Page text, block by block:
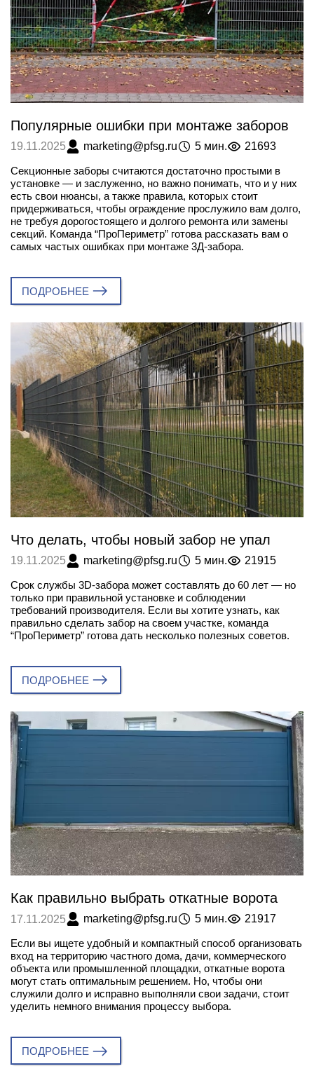
Популярные ошибки при монтаже заборов
19.11.2025 marketing@pfsg.ru 5 мин. 21693
Секционные заборы считаются достаточно простыми в
установке — и заслуженно, но важно понимать, что и у них
есть свои нюансы, а также правила, которых стоит
придерживаться, чтобы ограждение прослужило вам долго,
не требуя дорогостоящего и долгого ремонта или замены
секций. Команда “ПроПериметр” готова рассказать вам о
самых частых ошибках при монтаже 3Д-забора.
ПОДРОБНЕЕ
Что делать, чтобы новый забор не упал
19.11.2025 marketing@pfsg.ru 5 мин. 21915
Срок службы 3D-забора может составлять до 60 лет — но
только при правильной установке и соблюдении
требований производителя. Если вы хотите узнать, как
правильно сделать забор на своем участке, команда
“ПроПериметр” готова дать несколько полезных советов.
ПОДРОБНЕЕ
Как правильно выбрать откатные ворота
17.11.2025 marketing@pfsg.ru 5 мин. 21917
Если вы ищете удобный и компактный способ организовать
вход на территорию частного дома, дачи, коммерческого
объекта или промышленной площадки, откатные ворота
могут стать оптимальным решением. Но, чтобы они
служили долго и исправно выполняли свои задачи, стоит
уделить немного внимания процессу выбора.
ПОДРОБНЕЕ